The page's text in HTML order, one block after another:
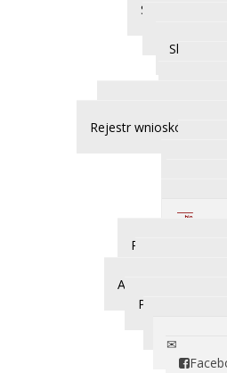
Sprawozdania
Skargi i
Rejestr wniosków o
Plany
Archiwum
Praca w